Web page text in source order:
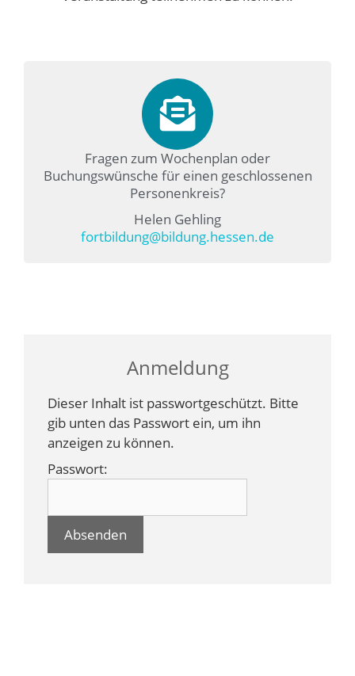
Fragen zum Wochenplan oder
Buchungswünsche für einen geschlossenen
Personenkreis?
Helen Gehling
fortbildung@bildung.hessen.de
Anmeldung
Dieser Inhalt ist passwortgeschützt. Bitte
gib unten das Passwort ein, um ihn
anzeigen zu können.
Passwort: